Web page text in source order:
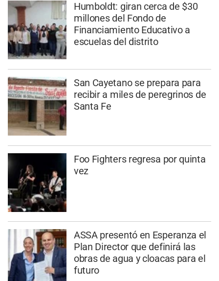
Humboldt: giran cerca de $30
millones del Fondo de
Financiamiento Educativo a
escuelas del distrito
San Cayetano se prepara para
recibir a miles de peregrinos de
Santa Fe
Foo Fighters regresa por quinta
vez
ASSA presentó en Esperanza el
Plan Director que definirá las
obras de agua y cloacas para el
futuro